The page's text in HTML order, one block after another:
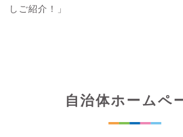
しご紹介！」
自治体ホームペ